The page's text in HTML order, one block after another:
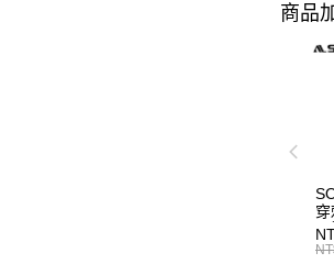
商品